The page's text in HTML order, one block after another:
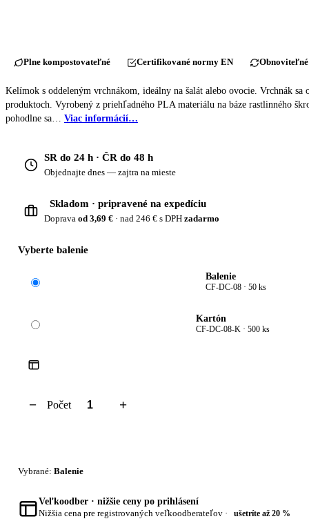
Plne kompostovateľné Certifikované normy EN
Kelímok s oddeleným vrchnákom, ideálny na šalát alebo ovocie. Vrchnák sa
produktoch. Vyrobený z priehľadného PLA materiálu na báze rastlinného
pohodlne sa… Viac informácií…
SR do 24 h · ČR do 48 h
Objednajte dnes — zajtra na mieste
Skladom · pripravené na expedíciu
Doprava od 3,69 € · nad 246 € s DPH zadarmo
Vyberte balenie
Balenie
CF-DC-08 · 50 ks
Kartón
CF-DC-08-K · 500 ks
− Počet +
Vybrané: Balenie
Veľkoodber · nižšie ceny po prihlásení
Nižšia cena pre registrovaných veľkoodberateľov · ušetríte až 20 %